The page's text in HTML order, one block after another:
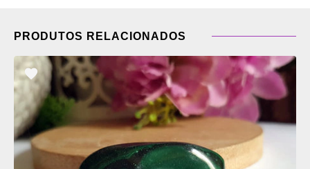
PRODUTOS RELACIONADOS
ADICIONAR